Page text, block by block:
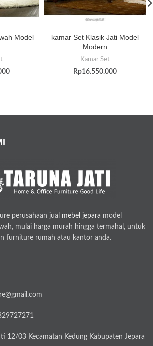
Model
kamar Set Klasik Jati Model
Modern
Kamar Set
Rp16.550.000
perusahaan jual mebel jepara model
mulai harga murah hingga termahal, untuk
furniture rumah atau kantor anda.
12/03 Kecamatan Kedung Kabupaten Jepara